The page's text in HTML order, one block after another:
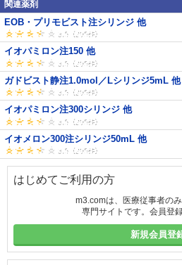
関連薬剤
EOB・プリモビスト注シリンジ 他
イオパミロン注150 他
ガドビスト静注1.0mol／Lシリンジ5mL 他
イオパミロン注300シリンジ 他
イオメロン300注シリンジ50mL 他
はじめてご利用の方
m3.comは、医療従事者の
専門サイトです。会員登
新規会員登